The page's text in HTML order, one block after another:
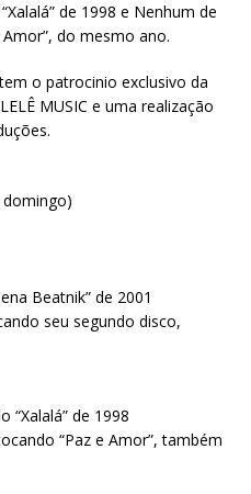
de 1998 e Nenhum de
do mesmo ano.
o patrocinio exclusivo da
MUSIC e uma realização
domingo)
Beatnik” de 2001
seu segundo disco,
“Xalalá” de 1998
“Paz e Amor”, também